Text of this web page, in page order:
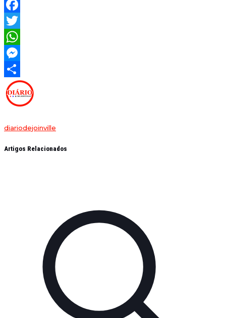
Facebook
Twitter
WhatsApp
Messenger
Share
diariodejoinville
Artigos Relacionados